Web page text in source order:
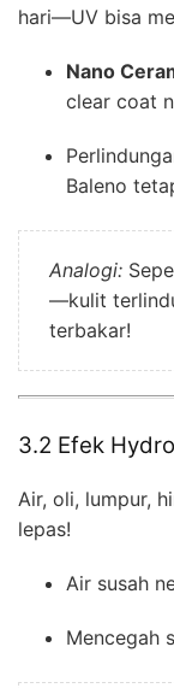
hari—UV bisa
Nano
clear coat
Baleno
Analogi:
—kulit
terbakar!
3.2 Efek
Air, oli, lumpur,
lepas!
Air susah
Mencegah